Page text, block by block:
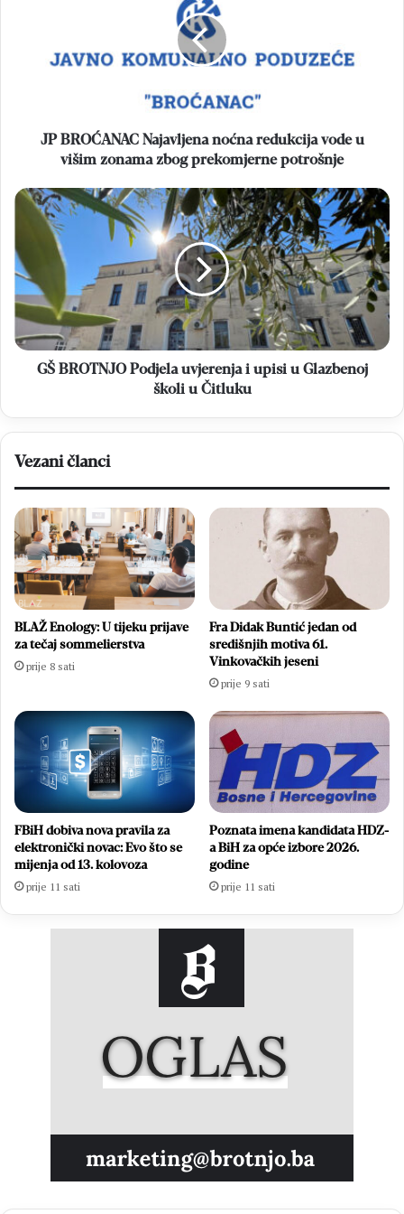
prekomjerne
JP BROĆANAC Najavljena noćna redukcija vode u
višim zonama zbog prekomjerne potrošnje
GŠ
BROTNJO
Podjela
uvjerenja
i
upisi
u
Glazbenoj
školi
GŠ BROTNJO Podjela uvjerenja i upisi u Glazbenoj
školi u Čitluku
Vezani članci
BLAŽ Enology: U tijeku prijave
za tečaj sommelierstva
prije 8 sati
Fra Didak Buntić jedan od
središnjih motiva 61.
Vinkovačkih jeseni
prije 9 sati
FBiH dobiva nova pravila za
elektronički novac: Evo što se
mijenja od 13. kolovoza
prije 11 sati
Poznata imena kandidata HDZ-
a BiH za opće izbore 2026.
godine
prije 11 sati